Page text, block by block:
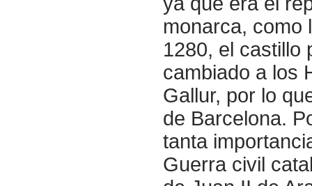
monarca, como
1280, el castillo
cambiado a los
Gallur, por lo
de Barcelona.
tanta
Guerra civil